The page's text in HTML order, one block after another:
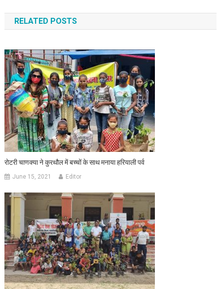
RELATED POSTS
रोटरी चाणक्या ने कुरथौल में बच्चों के साथ मनाया हरियाली पर्व
June 15, 2021 Editor